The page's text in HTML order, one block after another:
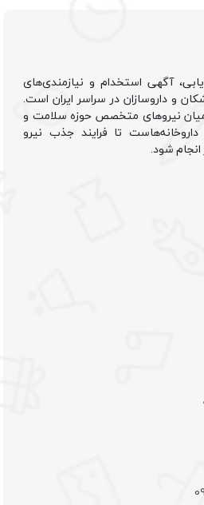
آگهی استخدام و نیازمندی‌های
و داروسازان در سراسر ایران است.
نیروهای متخصص حوزه سلامت و
داروخانه‌هاست تا فرایند جذب نیرو
شود.